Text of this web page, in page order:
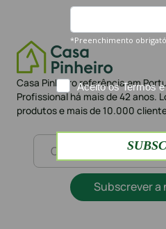
Casa Pinheiro referência em
Profissional há mais de 42 anos.
produtos e mais de 10.000
Subscrever a